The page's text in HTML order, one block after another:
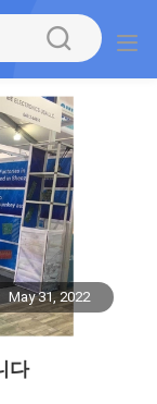
May 31, 2022
다